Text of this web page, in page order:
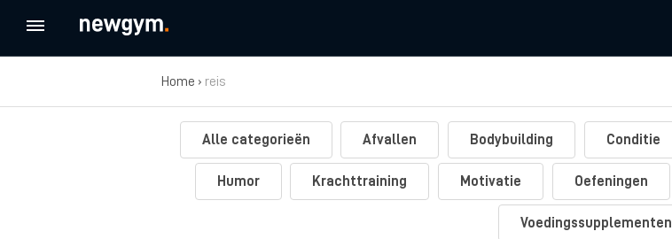
Home › reis
Alle categorieën Afvallen Bodybuilding Conditie
Humor Krachttraining Motivatie Oefeningen
Voedingssupplementen